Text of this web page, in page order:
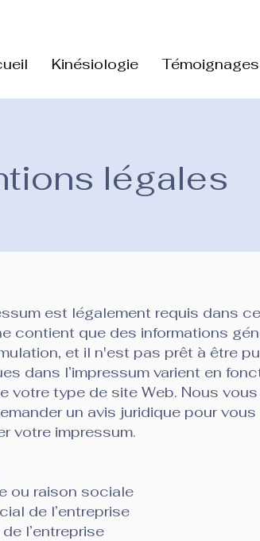
Kinésiologie Témoignages
légales
est légalement requis dans
contient que des informations
et il n'est pas prêt à être
dans l’impressum varient en
votre type de site Web. Nous vous
un avis juridique pour vous
votre impressum.
ou raison sociale
de l’entreprise
l’entreprise